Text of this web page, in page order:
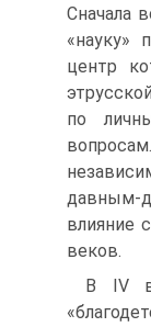
Сначала
«науку»
центр
по
давным-
влияние
веков.
В IV